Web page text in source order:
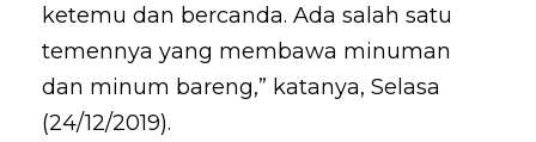
ketemu dan bercanda. Ada salah satu
temennya yang membawa minuman
dan minum bareng,” katanya, Selasa
(24/12/2019).